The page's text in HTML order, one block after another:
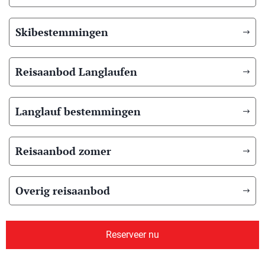
Reserveer nu
Skibestemmingen
Reisaanbod Langlaufen
Langlauf bestemmingen
Reisaanbod zomer
Overig reisaanbod